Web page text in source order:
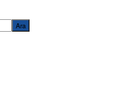
Ara